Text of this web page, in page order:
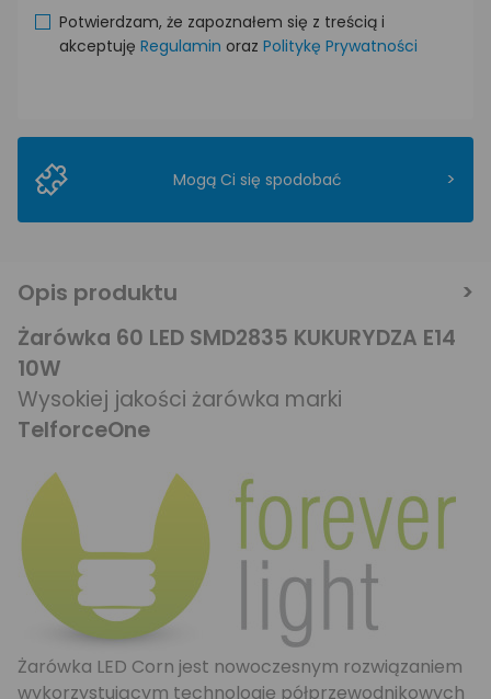
Potwierdzam, że zapoznałem się z treścią i
akceptuję Regulamin oraz Politykę Prywatności
Mogą Ci się spodobać >
Opis produktu
Żarówka 60 LED SMD2835 KUKURYDZA E14
10W
Wysokiej jakości żarówka marki
TelforceOne
Żarówka LED Corn jest nowoczesnym rozwiązaniem
wykorzystującym technologię półprzewodnikowych